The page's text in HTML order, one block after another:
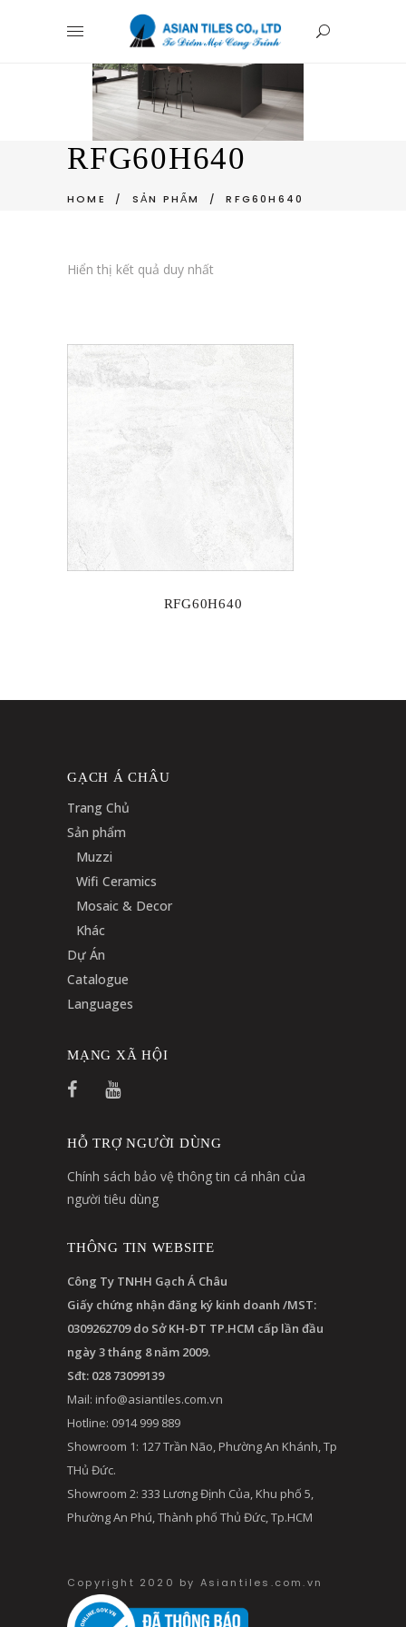
RFG60H640
HOME / SẢN PHẨM /RFG60H640
Hiển thị kết quả duy nhất
RFG60H640
GẠCH Á CHÂU
Trang Chủ
Sản phẩm
Muzzi
Wifi Ceramics
Mosaic & Decor
Khác
Dự Án
Catalogue
Languages
MẠNG XÃ HỘI
HỖ TRỢ NGƯỜI DÙNG
Chính sách bảo vệ thông tin cá nhân của
người tiêu dùng
THÔNG TIN WEBSITE
Công Ty TNHH Gạch Á Châu
Giấy chứng nhận đăng ký kinh doanh /MST:
0309262709 do Sở KH-ĐT TP.HCM cấp lần đầu
ngày 3 tháng 8 năm 2009.
Sđt: 028 73099139
Mail: info@asiantiles.com.vn
Hotline: 0914 999 889
Showroom 1: 127 Trần Não, Phường An Khánh, Tp
THủ Đức.
Showroom 2: 333 Lương Định Của, Khu phố 5,
Phường An Phú, Thành phố Thủ Đức, Tp.HCM
Copyright 2020 by Asiantiles.com.vn